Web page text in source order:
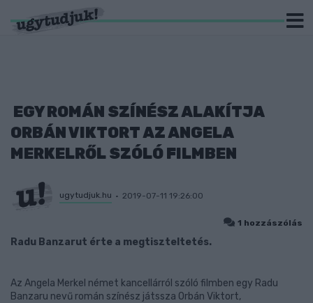
EGY ROMÁN SZÍNÉSZ ALAKÍTJA
ORBÁN VIKTORT AZ ANGELA
MERKELRŐL SZÓLÓ FILMBEN
ugytudjuk.hu 2019-07-11 19:26:00
1 hozzászólás
Radu Banzarut érte a megtiszteltetés.
Az Angela Merkel német kancellárról szóló filmben egy Radu
Banzaru nevű román színész játssza Orbán Viktort,